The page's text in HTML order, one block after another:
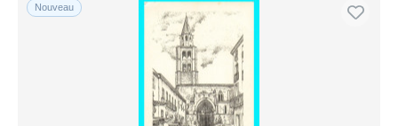
Nouveau